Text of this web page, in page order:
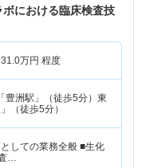
における臨床検査技
31.0万円 程度
豊洲駅」（徒歩5分）東
（徒歩5分）
しての業務全般 ■生化
…